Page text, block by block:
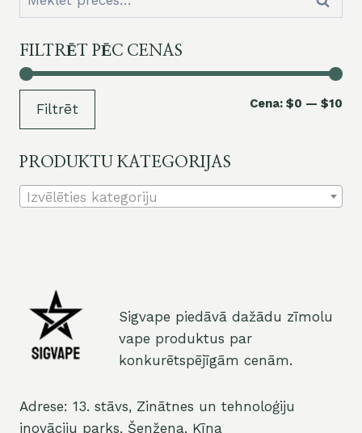
FILTRĒT PĒC CENAS
Filtrēt Cena: $0 — $10
PRODUKTU KATEGORIJAS
Izvēlēties kategoriju
Sigvape piedāvā dažādu zīmolu
vape produktus par
konkurētspējīgām cenām.
Adrese: 13. stāvs, Zinātnes un tehnoloģiju
inovāciju parks, Šenžena, Ķīna